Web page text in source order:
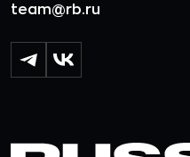
team@rb.ru